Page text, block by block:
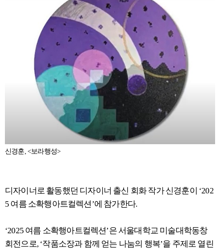
신경훈, <보라행성>
디자이너로 활동했던 디자이너 출신 회화 작가 신경훈이 ‘202
5 여름 소확행아트컬렉션’에 참가한다.
‘2025 여름 소확행아트컬렉션’은 서울대학교 미술대학동창
회전으로, ‘작품소장과 함께 얻는 나눔의 행복’을 주제로 열린